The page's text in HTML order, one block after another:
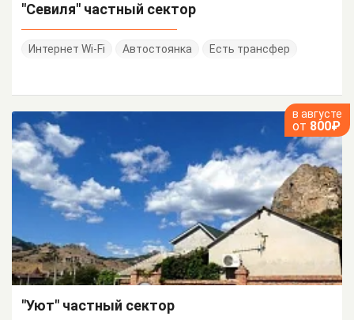
"Севиля" частный сектор
Интернет Wi-Fi Автостоянка Есть трансфер
в августе
от 800₽
"Уют" частный сектор